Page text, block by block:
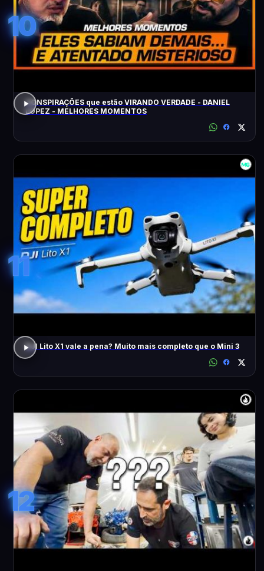
10
CONSPIRAÇÕES que estão VIRANDO VERDADE - DANIEL
LOPEZ - MELHORES MOMENTOS
11
DJI Lito X1 vale a pena? Muito mais completo que o Mini 3
12